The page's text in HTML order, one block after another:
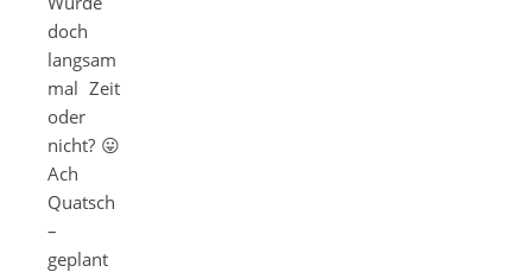
doch
langsam
mal Zeit
oder
nicht? 😛
Ach
Quatsch
–
geplant